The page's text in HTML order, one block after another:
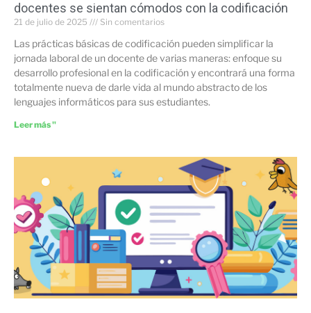
docentes se sientan cómodos con la codificación
21 de julio de 2025 Sin comentarios
Las prácticas básicas de codificación pueden simplificar la
jornada laboral de un docente de varias maneras: enfoque su
desarrollo profesional en la codificación y encontrará una forma
totalmente nueva de darle vida al mundo abstracto de los
lenguajes informáticos para sus estudiantes.
Leer más "